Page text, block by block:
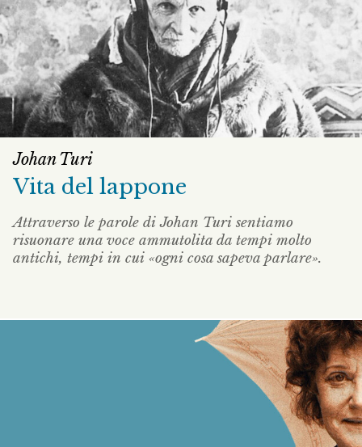
Johan Turi
Vita del lappone
Attraverso le parole di Johan Turi sentiamo
risuonare una voce ammutolita da tempi molto
antichi, tempi in cui «ogni cosa sapeva parlare».